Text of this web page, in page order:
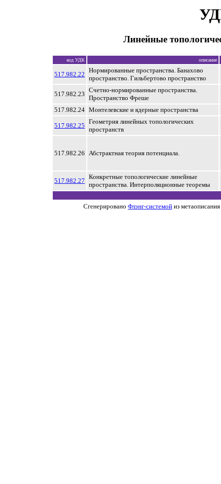
Линейные
код УДК описание
517.982.22
Нормированные пространства. Банахово
пространство. Гильбертово пространство
517.982.23
Счетно-нормированные пространства.
Пространство Фреше
517.982.24 Монтелевские и ядерные пространства
517.982.25
Геометрия линейных топологических
пространств
517.982.26 Абстрактная теория потенциала.
517.982.27
Конкретные топологические линейные
пространства. Интерполяционные теоремы
Сгенерировано Флэнг-системой из